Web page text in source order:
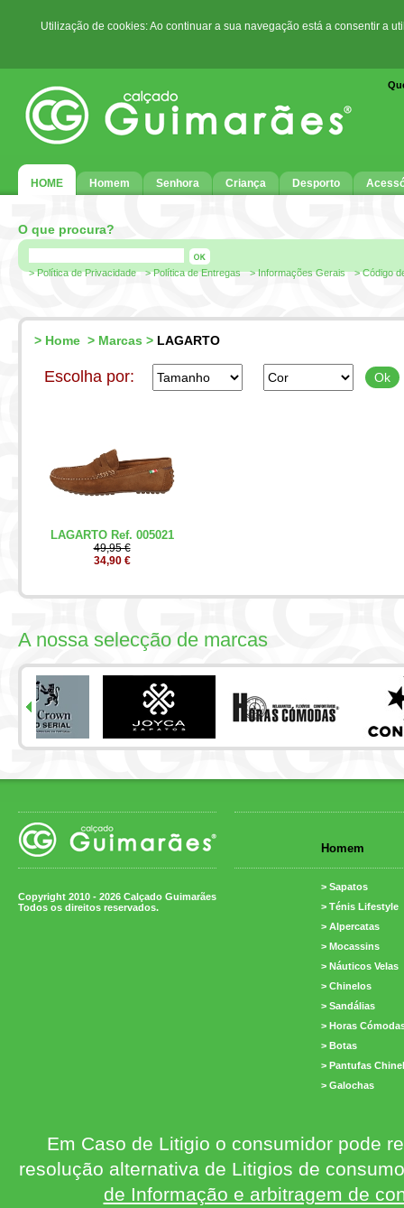
Utilização de cookies: Ao continuar a sua navegação está a consentir a
HOME Homem Senhora Criança Desporto
O que procura?
> Política de Privacidade > Política de Entregas > Informações Gerais > Código
> Home > Marcas > LAGARTO
Escolha por:
LAGARTO Ref. 005021
49,95 €
34,90 €
A nossa selecção de marcas
Copyright 2010 - 2026 Calçado Guimarães
Todos os direitos reservados.
Homem
> Sapatos
> Ténis Lifestyle
> Alpercatas
> Mocassins
> Náuticos Velas
> Chinelos
> Sandálias
> Horas
> Botas
> Pantufas
> Galochas
Em Caso de Litigio o consumidor pode
resolução alternativa de Litigios de
de Informação e arbitragem de